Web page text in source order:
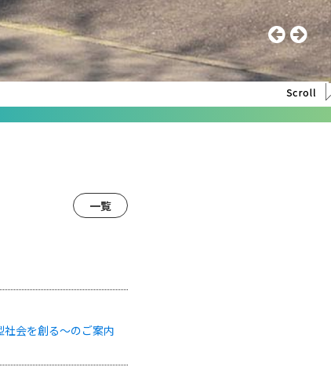
一覧
社会を創る～のご案内